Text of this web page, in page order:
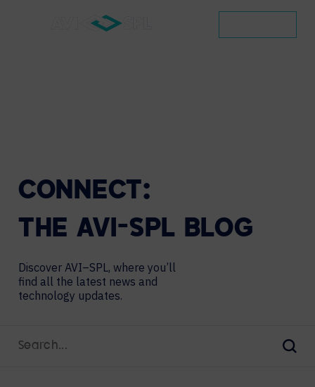
CONNECT:
THE AVI-SPL BLOG
Discover AVI–SPL, where you’ll
find all the latest news and
technology updates.